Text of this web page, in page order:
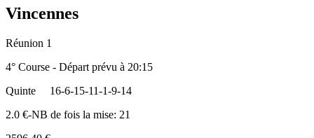
Vincennes
Réunion 1
4° Course - Départ prévu à 20:15
Quinte
16-6-15-11-1-9-14
2.0 €-NB de fois la mise: 21